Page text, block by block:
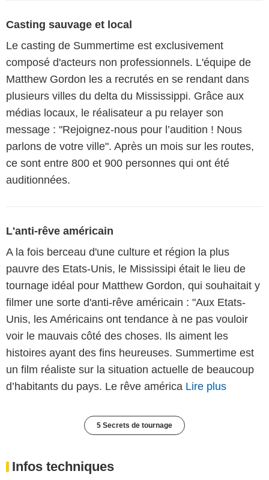
Casting sauvage et local
Le casting de Summertime est exclusivement
composé d'acteurs non professionnels. L'équipe de
Matthew Gordon les a recrutés en se rendant dans
plusieurs villes du delta du Mississippi. Grâce aux
médias locaux, le réalisateur a pu relayer son
message : "Rejoignez-nous pour l’audition ! Nous
parlons de votre ville". Après un mois sur les routes,
ce sont entre 800 et 900 personnes qui ont été
auditionnées.
L'anti-rêve américain
A la fois berceau d'une culture et région la plus
pauvre des Etats-Unis, le Mississipi était le lieu de
tournage idéal pour Matthew Gordon, qui souhaitait y
filmer une sorte d'anti-rêve américain : "Aux Etats-
Unis, les Américains ont tendance à ne pas vouloir
voir le mauvais côté des choses. Ils aiment les
histoires ayant des fins heureuses. Summertime est
un film réaliste sur la situation actuelle de beaucoup
d’habitants du pays. Le rêve américa Lire plus
5 Secrets de tournage
Infos techniques